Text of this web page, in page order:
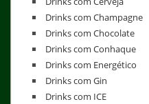
Drinks com Champagne
Drinks com Chocolate
Drinks com Conhaque
Drinks com Energético
Drinks com Gin
Drinks com ICE